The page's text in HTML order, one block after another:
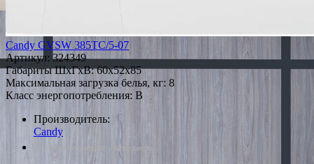
Candy GVSW 385TC/5-07
Артикул: 324349
Габариты ШxГxВ: 60x52x85
Максимальная загрузка белья, кг: 8
Класс энергопотребления: B
Производитель:
Candy
*Наличие уточняйте у менеджера